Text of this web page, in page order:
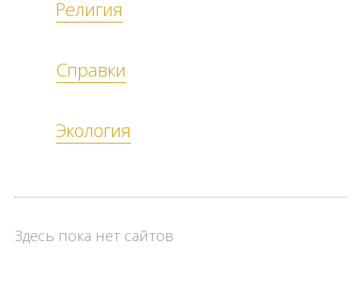
Религия
Справки
Экология
Здесь пока нет сайтов